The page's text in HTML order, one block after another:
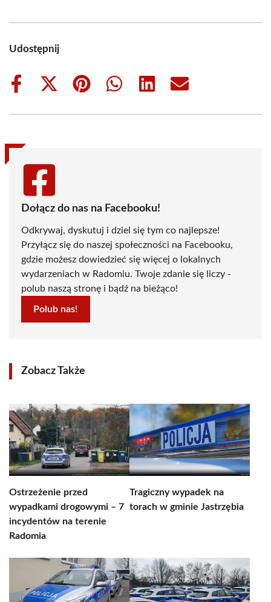
Udostępnij
Share
Share
(Twitter)
Share
Share
Share
Share
Dołącz do nas na Facebooku!
Odkrywaj, dyskutuj i dziel się tym co najlepsze!
Przyłącz się do naszej społeczności na Facebooku,
gdzie możesz dowiedzieć się więcej o lokalnych
wydarzeniach w Radomiu. Twoje zdanie się liczy -
polub naszą stronę i bądź na bieżąco!
Polub nas!
Zobacz Także
Ostrzeżenie przed
wypadkami drogowymi – 7
incydentów na terenie
Radomia
Tragiczny wypadek na
torach w gminie Jastrzębia